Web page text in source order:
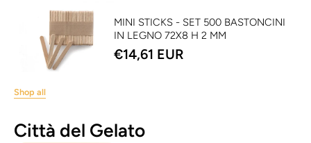
MINI STICKS - SET 500 BASTONCINI
IN LEGNO 72X8 H 2 MM
€14,61 EUR
Shop all
Città del Gelato